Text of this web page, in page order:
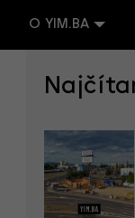
O YIM.BA